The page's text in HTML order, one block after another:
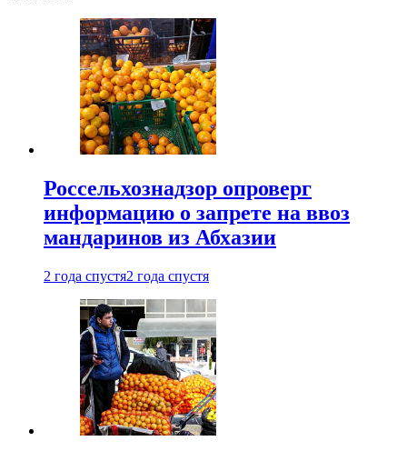
Россельхознадзор опроверг
информацию о запрете на ввоз
мандаринов из Абхазии
2 года спустя2 года спустя